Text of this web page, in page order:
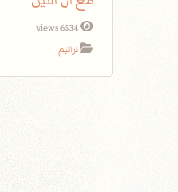
6534 views
ترانيم